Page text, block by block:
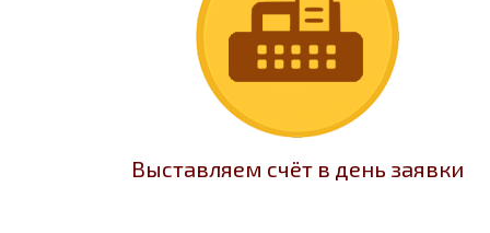
Выставляем счёт в день заявки